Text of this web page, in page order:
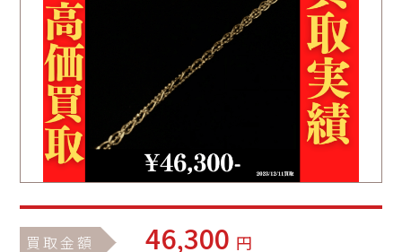
買取金額 46,300 円